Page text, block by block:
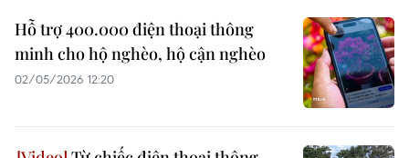
Hỗ trợ 400.000 điện thoại thông
minh cho hộ nghèo, hộ cận nghèo
02/05/2026 12:20